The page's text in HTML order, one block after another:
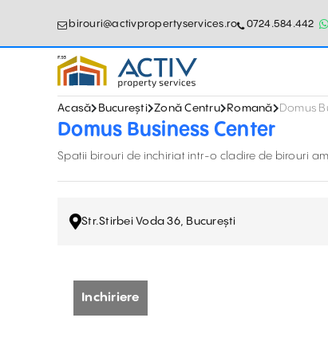
birouri@activpropertyservices.ro 0724.584.442
Acasă București Zonă Centru Romană Domus
Domus Business Center
Spatii birouri de inchiriat intr-o cladire de birouri
Str.Stirbei Voda 36, București
Inchiriere